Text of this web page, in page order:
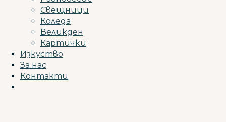
Свещници
Коледа
Великден
Картички
Изкуство
За нас
Контакти